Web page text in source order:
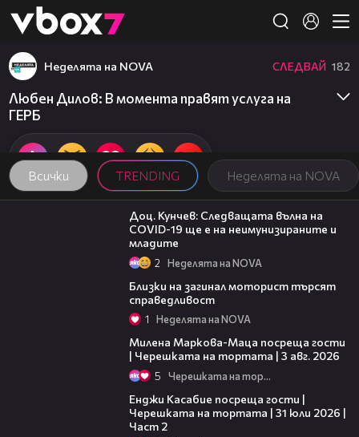
👾
Всички TRENDING Неделята на NOVA
Неделята на NOVA СЛЕДВАЙ 182
Любен Дилов: В момента правят услуга на
ГЕРБ
13:04
Доц. Кунчев: Следващата вълна на
COVID-19 ще е на неимунизираните и
младите
2 Неделята на NOVA
Близки на загинал моторист търсят
справедливост
1 Неделята на NOVA
Милена Маркова-Маца посреща гости
| Черешката на тортата | 3 авг. 2026
5 Черешката на тортата
Енджи Касабие посреща гости |
Черешката на тортата | 31 юли 2026 |
Част 2